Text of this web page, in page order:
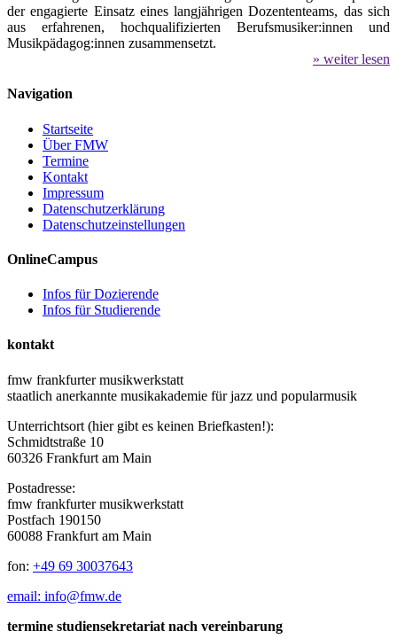
der engagierte Einsatz eines langjährigen Dozententeams, das sich
aus erfahrenen, hochqualifizierten Berufsmusiker:innen und
Musikpädagog:innen zusammensetzt.
» weiter lesen
Navigation
Startseite
Über FMW
Termine
Kontakt
Impressum
Datenschutzerklärung
Datenschutzeinstellungen
OnlineCampus
Infos für Dozierende
Infos für Studierende
kontakt
fmw frankfurter musikwerkstatt
staatlich anerkannte musikakademie für jazz und popularmusik
Unterrichtsort (hier gibt es keinen Briefkasten!):
Schmidtstraße 10
60326 Frankfurt am Main
Postadresse:
fmw frankfurter musikwerkstatt
Postfach 190150
60088 Frankfurt am Main
fon: +49 69 30037643
email: info@fmw.de
termine studiensekretariat nach vereinbarung